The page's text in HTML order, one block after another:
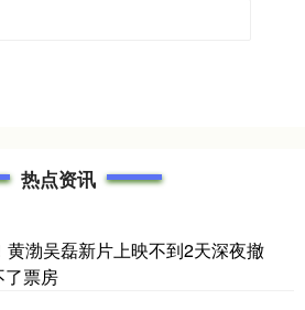
热点资讯
渤吴磊新片上映不到2天深夜撤
了票房